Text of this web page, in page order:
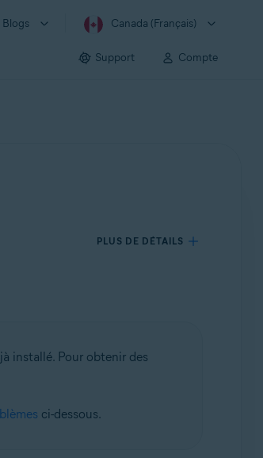
Blogs Canada (Français)
Support Compte
PLUS DE DÉTAILS
installé. Pour obtenir des
ci-dessous.